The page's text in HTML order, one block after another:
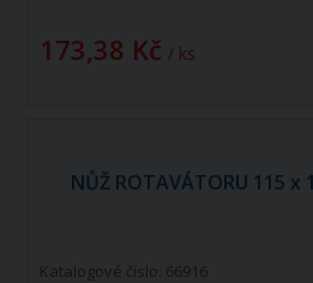
173,38 Kč / ks
NŮŽ ROTAVÁTORU 115 x
Katalogové číslo: 66916